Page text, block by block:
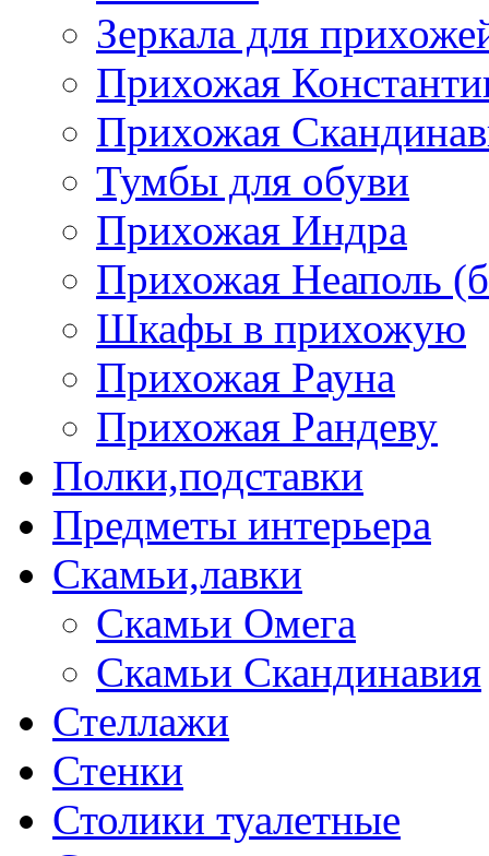
Зеркала для
Прихожая
Прихожая
Тумбы для обуви
Прихожая Индра
Прихожая Неаполь
Шкафы в прихожую
Прихожая Рауна
Прихожая Рандеву
Полки,подставки
Предметы интерьера
Скамьи,лавки
Скамьи Омега
Скамьи Скандинавия
Стеллажи
Стенки
Столики туалетные